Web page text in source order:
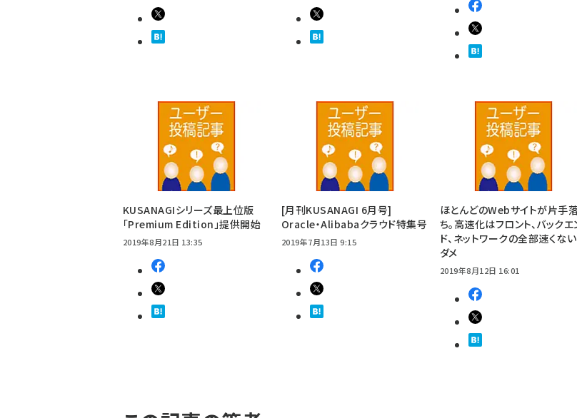
KUSANAGIシリーズ最上位版
「Premium Edition」提供開始
2019年8月21日 13:35
[月刊KUSANAGI 6月号]
Oracle・Alibabaクラウド特集号
2019年7月13日 9:15
ほとんどのWebサイトが片手
ち。高速化はフロント、バックエ
ド、ネットワークの全部速くな
ダメ
2019年8月12日 16:01